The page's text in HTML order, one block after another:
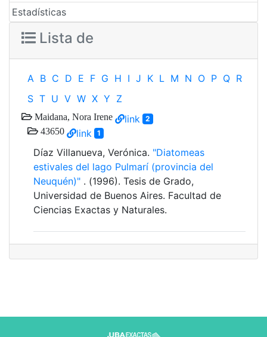
Estadísticas
Lista de
A B C D E F G H I J K L M N O P Q R
S T U V W X Y Z
Maidana, Nora Irene link 2
43650 link 1
Díaz Villanueva, Verónica. "Diatomeas
estivales del lago Pulmarí (provincia del
Neuquén)" . (1996). Tesis de Grado,
Universidad de Buenos Aires. Facultad de
Ciencias Exactas y Naturales.